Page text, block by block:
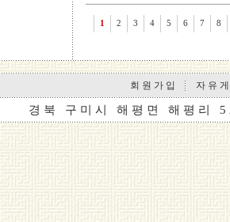
1 2 3 4 5 6 7 8
회 원 가 입 자 유
경 북 구 미 시 해 평 면 해 평